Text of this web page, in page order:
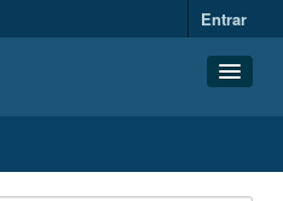
Entrar